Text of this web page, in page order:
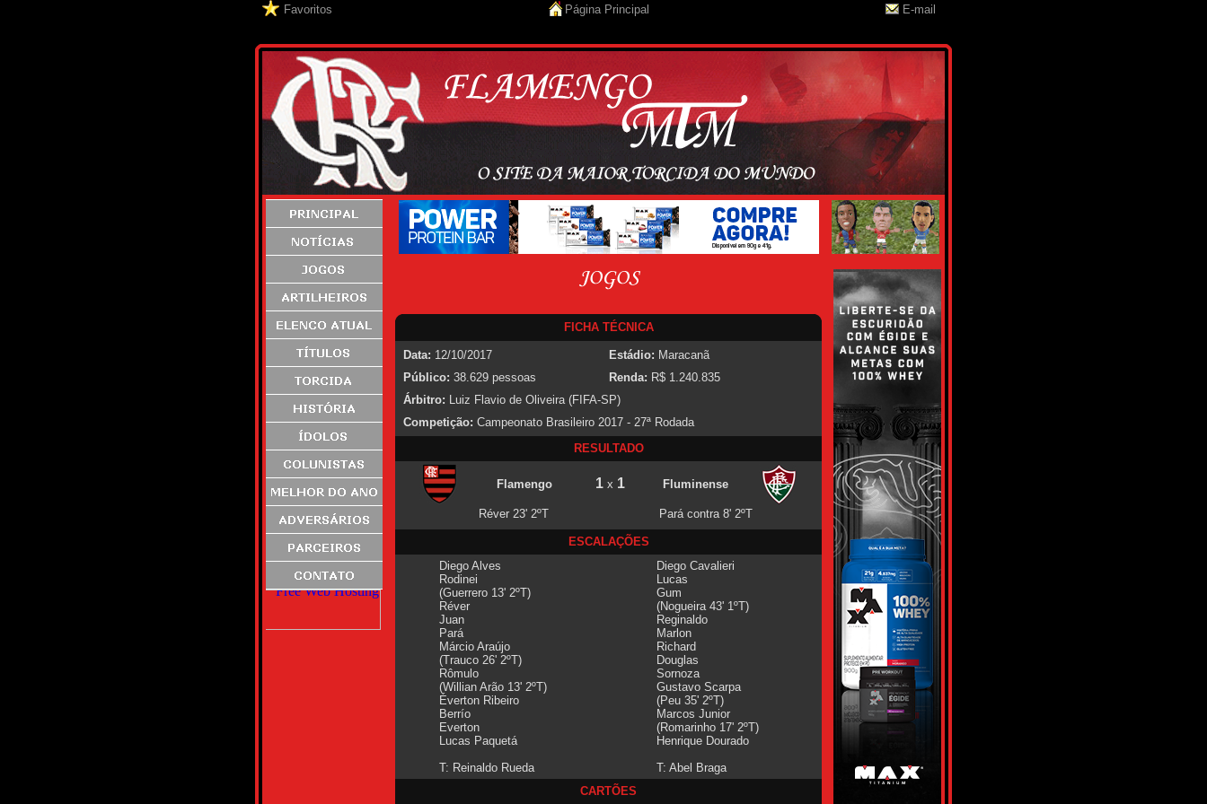
Favoritos Página Principal E-mail
FICHA TÉCNICA
Data: 12/10/2017 Estádio: Maracanã
Público: 38.629 pessoas Renda: R$ 1.240.835
Árbitro: Luiz Flavio de Oliveira (FIFA-SP)
Competição: Campeonato Brasileiro 2017 - 27ª Rodada
RESULTADO
Flamengo 1 x 1 Fluminense
Réver 23' 2ºT Pará contra 8' 2ºT
ESCALAÇÕES
Diego Alves
Rodinei
(Guerrero 13' 2ºT)
Réver
Juan
Pará
Márcio Araújo
(Trauco 26' 2ºT)
Rômulo
(Willian Arão 13' 2ºT)
Éverton Ribeiro
Berrío
Everton
Lucas Paquetá
T: Reinaldo Rueda
Diego Cavalieri
Lucas
Gum
(Nogueira 43' 1ºT)
Reginaldo
Marlon
Richard
Douglas
Sornoza
Gustavo Scarpa
(Peu 35' 2ºT)
Marcos Junior
(Romarinho 17' 2ºT)
Henrique Dourado
T: Abel Braga
CARTÕES